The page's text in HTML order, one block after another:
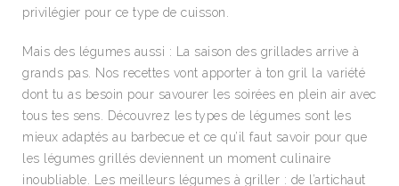
privilégier pour ce type de cuisson.
Mais des légumes aussi : La saison des grillades arrive à
grands pas. Nos recettes vont apporter à ton gril la variété
dont tu as besoin pour savourer les soirées en plein air avec
tous tes sens. Découvrez les types de légumes sont les
mieux adaptés au barbecue et ce qu’il faut savoir pour que
les légumes grillés deviennent un moment culinaire
inoubliable. Les meilleurs légumes à griller : de l’artichaut